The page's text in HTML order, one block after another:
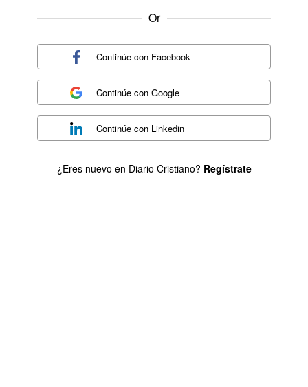
Or
Continúe con Facebook
Continúe conGoogle
Continúe con Linkedin
¿Eres nuevo en Diario Cristiano? Regístrate